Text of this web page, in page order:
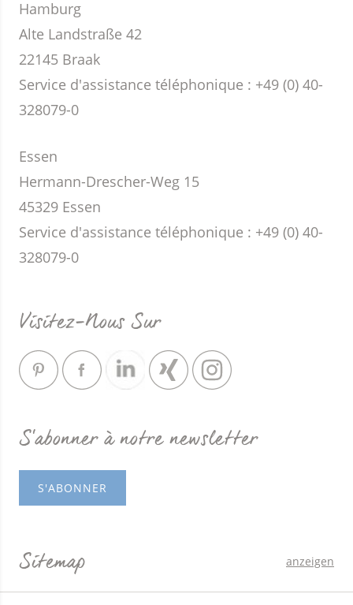
Hamburg
Alte Landstraße 42
22145 Braak
Service d'assistance téléphonique : +49 (0) 40-
328079-0
Essen
Hermann-Drescher-Weg 15
45329 Essen
Service d'assistance téléphonique : +49 (0) 40-
328079-0
Visitez-Nous Sur
S'abonner à notre newsletter
S'ABONNER
Sitemap anzeigen